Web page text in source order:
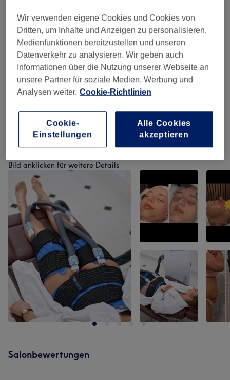
I PEEL Kollektion Von Image Skincare (7) ab 115 €
Hauterneuernde
Gesichtsbehandlungen (9)
ab 0 €
GESICHTSBEHANDLUNGEN GLOW (
Augenbrauen & Wimpernbehandlungen ) ab 15 €
Bild anklicken für weitere Details
Salonbewertungen
Wir verwenden eigene Cookies und Cookies von
Dritten, um Inhalte und Anzeigen zu personalisieren,
Medienfunktionen bereitzustellen und unseren
Datenverkehr zu analysieren. Wir geben auch
Informationen über die Nutzung unserer Webseite an
unsere Partner für soziale Medien, Werbung und
Analysen weiter. Cookie-Richtlinien
Cookie-
Einstellungen
Alle Cookies
akzeptieren